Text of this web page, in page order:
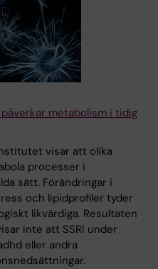
metabolism i tidig
visar att olika
processer i
sätt. Förändringar i
och lipidprofiler tyder
likvärdiga. Resultaten
inte att SSRI under
eller andra